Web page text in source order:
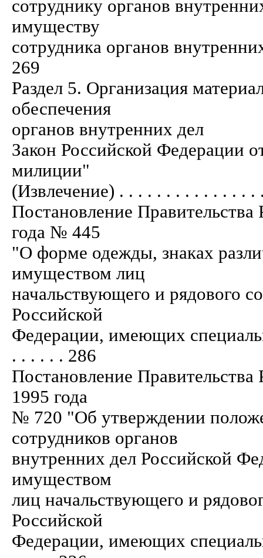
сотруднику органов
имуществу
сотрудника органов
269
Раздел 5. Организация
обеспечения
органов внутренних дел
Закон Российской Федерации
милиции"
(Извлечение) . . . . . . . . . . . . . .
Постановление
года № 445
"О форме одежды, знаках
имуществом лиц
начальствующего и рядового
Российской
Федерации, имеющих
. . . . . . 286
Постановление
1995 года
№ 720 "Об утверждении
сотрудников органов
внутренних дел Российской
имуществом
лиц начальствующего и
Российской
Федерации, имеющих